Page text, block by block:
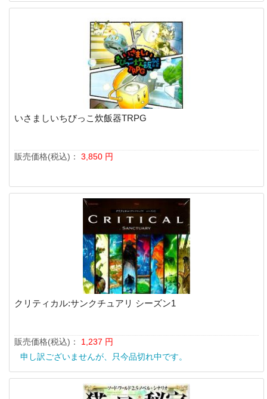
いさましいちびっこ炊飯器TRPG
販売価格(税込)： 3,850 円
クリティカル:サンクチュアリ シーズン1
販売価格(税込)： 1,237 円
申し訳ございませんが、只今品切れ中です。